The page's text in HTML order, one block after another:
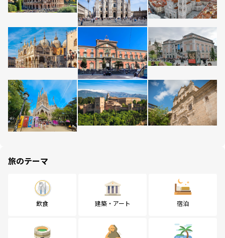
旅のテーマ
飲食 建築・アート 宿泊